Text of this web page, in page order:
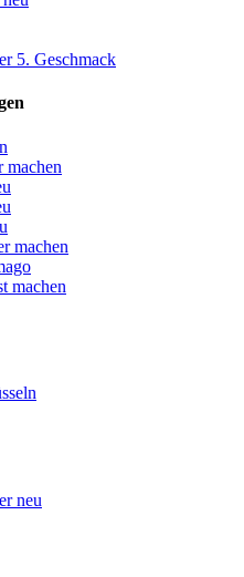
5. Geschmack
machen
machen
machen
neu